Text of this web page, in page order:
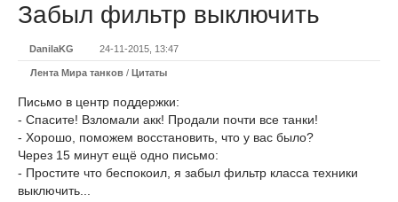
Забыл фильтр выключить
DanilaKG 24-11-2015, 13:47
Лента Мира танков / Цитаты
Письмо в центр поддержки:
- Спасите! Взломали акк! Продали почти все танки!
- Хорошо, поможем восстановить, что у вас было?
Через 15 минут ещё одно письмо:
- Простите что беспокоил, я забыл фильтр класса техники
выключить...